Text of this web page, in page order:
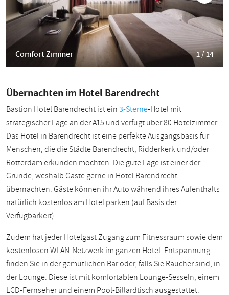
Comfort Zimmer 1 / 14
Übernachten im Hotel Barendrecht
Bastion Hotel Barendrecht ist ein3-Sterne-Hotel mit
strategischer Lage an der A15 und verfügt über 80 Hotelzimmer.
Das Hotel in Barendrecht ist eine perfekte Ausgangsbasis für
Menschen, die die Städte Barendrecht, Ridderkerk und/oder
Rotterdam erkunden möchten. Die gute Lage ist einer der
Gründe, weshalb Gäste gerne in Hotel Barendrecht
übernachten. Gäste können ihr Auto während ihres Aufenthalts
natürlich kostenlos am Hotel parken (auf Basis der
Verfügbarkeit).
Zudem hat jeder Hotelgast Zugang zum Fitnessraum sowie dem
kostenlosen WLAN-Netzwerk im ganzen Hotel. Entspannung
finden Sie in der gemütlichen Bar oder, falls Sie Raucher sind, in
der Lounge. Diese ist mit komfortablen Lounge-Sesseln, einem
LCD-Fernseher und einem Pool-Billardtisch ausgestattet.